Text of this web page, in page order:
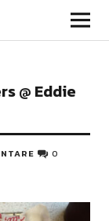
@ Eddie
0